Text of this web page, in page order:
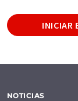
INICIAR
NOTICIAS